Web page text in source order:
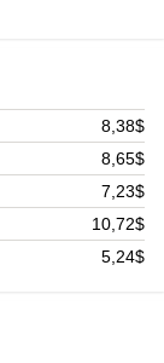
8,38$
8,65$
7,23$
10,72$
5,24$